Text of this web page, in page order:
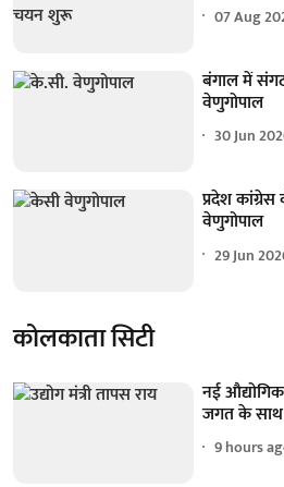
07 Aug
बंगाल में
वेणुगोपाल
30 Jun
प्रदेश
वेणुगोपाल
29 Jun
कोलकाता सिटी
नई
जगत के
9 hours